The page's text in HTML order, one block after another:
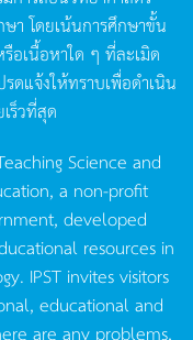
า โดยเน้นการศึกษาขั้น
อเนื้อหาใด ๆ ที่ละเมิด
รดแจ้งให้ทราบเพื่อดำเนิน
ร็วที่สุด
Science and
a non-profit
developed
resources in
IPST invites visitors
educational and
are any problems,